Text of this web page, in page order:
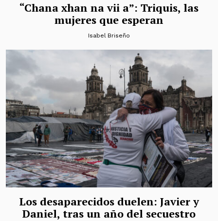
“Chana xhan na vii a”: Triquis, las
mujeres que esperan
Isabel Briseño
Los desaparecidos duelen: Javier y
Daniel, tras un año del secuestro